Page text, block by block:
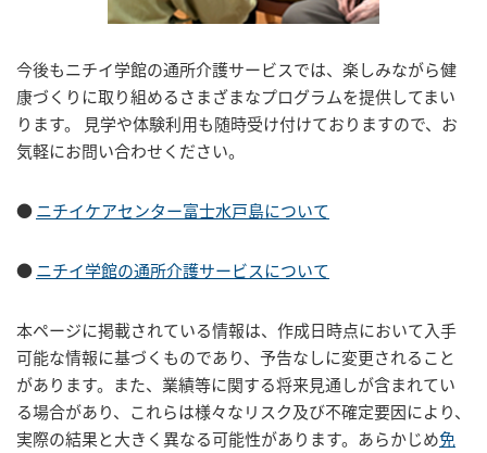
今後もニチイ学館の通所介護サービスでは、楽しみながら健
康づくりに取り組めるさまざまなプログラムを提供してまい
ります。 見学や体験利用も随時受け付けておりますので、お
気軽にお問い合わせください。
●ニチイケアセンター富士水戸島について
●ニチイ学館の通所介護サービスについて
本ページに掲載されている情報は、作成日時点において入手
可能な情報に基づくものであり、予告なしに変更されること
があります。また、業績等に関する将来見通しが含まれてい
る場合があり、これらは様々なリスク及び不確定要因により、
実際の結果と大きく異なる可能性があります。あらかじめ免